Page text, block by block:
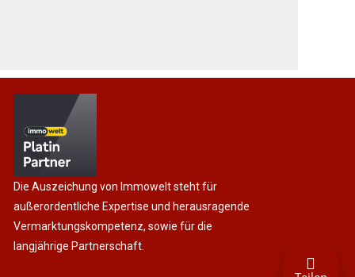
Die Auszeichung von Immowelt steht für
außerordentliche Expertise und herausragende
Vermarktungskompetenz, sowie für die
langjährige Partnerschaft.